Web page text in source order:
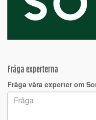
Fråga experterna
Fråga våra experter om